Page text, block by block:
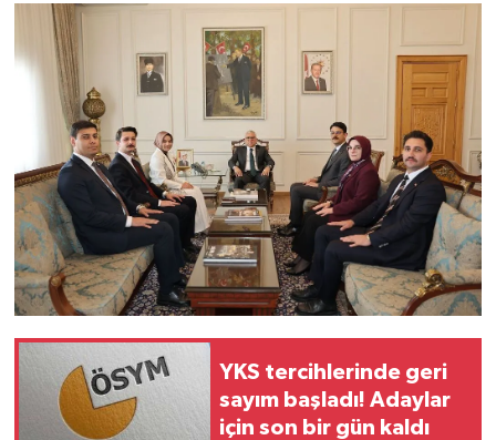
YKS tercihlerinde geri
sayım başladı! Adaylar
için son bir gün kaldı